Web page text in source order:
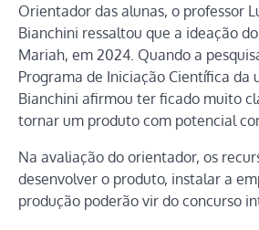
Orientador das alunas, o professor
Bianchini ressaltou que a ideação
Mariah, em 2024. Quando a
Programa de Iniciação Científica da
Bianchini afirmou ter ficado muito
tornar um produto com potencial
Na avaliação do orientador, os
desenvolver o produto, instalar a
produção poderão vir do concurso